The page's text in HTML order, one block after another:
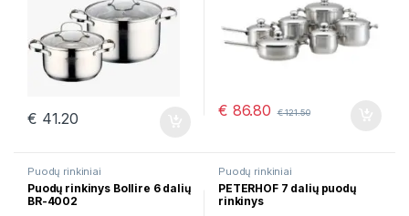
€ 41.20 € 86.80 €121.50
Puodų rinkiniai
Puodų rinkinys Bollire 6 dalių
BR-4002
Puodų rinkiniai
PETERHOF 7 dalių puodų
rinkinys